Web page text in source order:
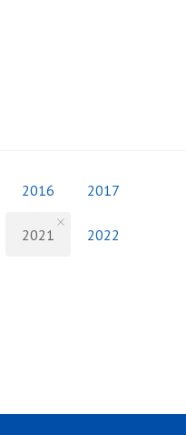
2016 2017
2021 2022